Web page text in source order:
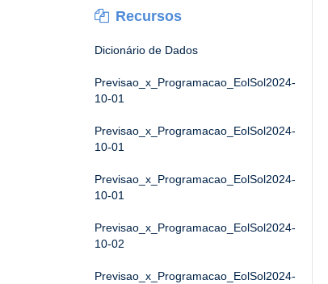
Recursos
Dicionário de Dados
Previsao_x_Programacao_EolSol2024-
10-01
Previsao_x_Programacao_EolSol2024-
10-01
Previsao_x_Programacao_EolSol2024-
10-01
Previsao_x_Programacao_EolSol2024-
10-02
Previsao_x_Programacao_EolSol2024-